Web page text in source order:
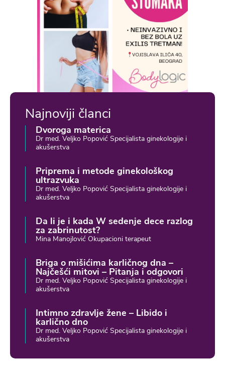
Najnoviji članci
Dvoroga materica
Dr med. Veljko Popović Specijalista ginekologije i
akušerstva
Priprema i metode ginekološkog
ultrazvuka
Dr med. Veljko Popović Specijalista ginekologije i
akušerstva
Da li je i kada W sedenje dece razlog
za zabrinutost?
Mina Manojlović Okupacioni terapeut
Briga o mišićima karličnog dna –
Najčešći mitovi – Pitanja i odgovori
Dr med. Veljko Popović Specijalista ginekologije i
akušerstva
Intimno zdravlje žene – Libido i
karlično dno
Dr med. Veljko Popović Specijalista ginekologije i
akušerstva